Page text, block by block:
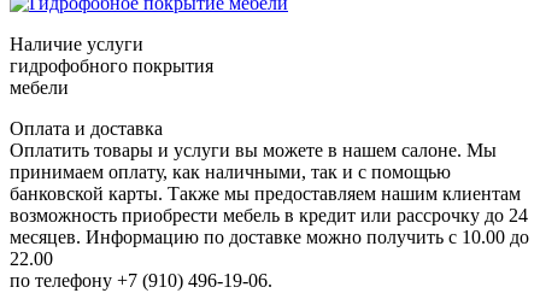
Наличие услуги
гидрофобного покрытия
мебели
Оплата и доставка
Оплатить товары и услуги вы можете в нашем салоне. Мы
принимаем оплату, как наличными, так и с помощью
банковской карты. Также мы предоставляем нашим клиентам
возможность приобрести мебель в кредит или рассрочку до 24
месяцев. Информацию по доставке можно получить с 10.00 до
22.00
по телефону +7 (910) 496-19-06.